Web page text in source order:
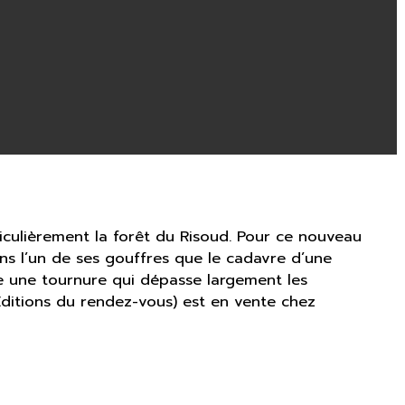
la forêt du Risoud. Pour ce nouveau
l’un de ses gouffres que le cadavre d’une
une tournure qui dépasse largement les
du rendez-vous) est en vente chez